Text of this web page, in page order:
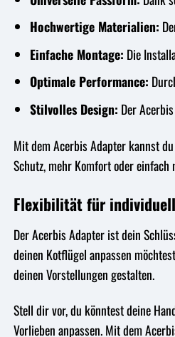
Hochwertige Materialien:
Einfache Montage: Die
Optimale Performance:
Stilvolles Design: Der
Mit dem Acerbis Adapter kannst
Schutz, mehr Komfort oder
Flexibilität für
Der Acerbis Adapter ist dein
deinen Kotflügel anpassen
deinen Vorstellungen gestalten.
Stell dir vor, du könntest deine
Vorlieben anpassen. Mit dem